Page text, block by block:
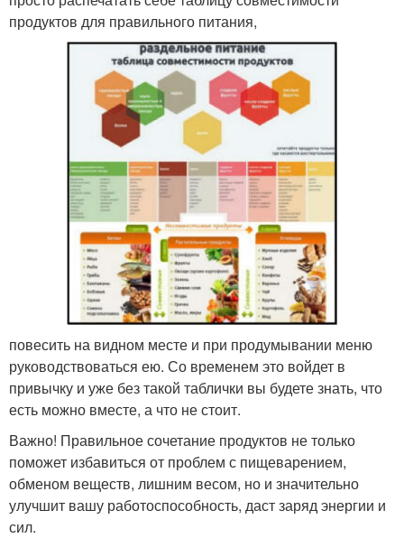
продуктов для правильного питания,
повесить на видном месте и при продумывании меню
руководствоваться ею. Со временем это войдет в
привычку и уже без такой таблички вы будете знать, что
есть можно вместе, а что не стоит.
Важно! Правильное сочетание продуктов не только
поможет избавиться от проблем с пищеварением,
обменом веществ, лишним весом, но и значительно
улучшит вашу работоспособность, даст заряд энергии и
сил.